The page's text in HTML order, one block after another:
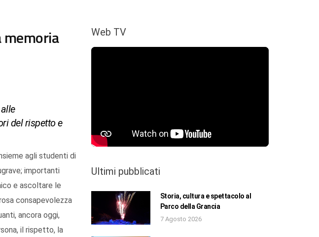
memoria
del rispetto e
agli studenti di
importanti
e ascoltare le
consapevolezza
ancora oggi,
il rispetto, la
Web TV
Ultimi pubblicati
Storia, cultura e spettacolo al
Parco della Grancia
7 Agosto 2026